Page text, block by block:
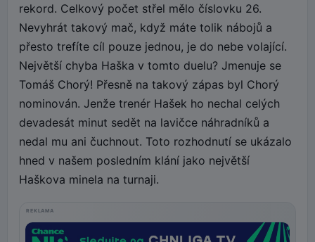
rekord. Celkový počet střel mělo číslovku 26.
Nevyhrát takový mač, když máte tolik nábojů a
přesto trefíte cíl pouze jednou, je do nebe volající.
Největší chyba Haška v tomto duelu? Jmenuje se
Tomáš Chorý! Přesně na takový zápas byl Chorý
nominován. Jenže trenér Hašek ho nechal celých
devadesát minut sedět na lavičce náhradníků a
nedal mu ani čuchnout. Toto rozhodnutí se ukázalo
hned v našem posledním klání jako největší
Haškova minela na turnaji.
REKLAMA